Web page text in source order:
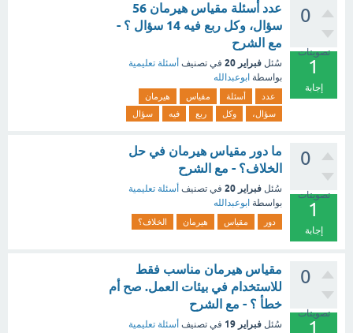
0
تصويتات
1
إجابة
عدد أسئلة مقياس هيرمان 56
سؤال، وكل ربع فيه 14 سؤال ؟ -
مع الشرح
سُئل فبراير 20 في تصنيف أسئلة تعليمية
بواسطة ابوعبدالله
عدد أسئلة مقياس
هيرمان
سؤال،
وكل ربع فيه سؤال
0
تصويتات
1
إجابة
ما دور مقياس هيرمان في حل
الخلاف؟ - مع الشرح
سُئل فبراير 20 في تصنيف أسئلة تعليمية
بواسطة ابوعبدالله
دور مقياس هيرمان الخلاف؟
0
تصويتات
1
مقياس هيرمان مناسب فقط
للاستخدام في بيئات العمل. صح أم
خطأ ؟ - مع الشرح
سُئل فبراير 19 في تصنيف أسئلة تعليمية